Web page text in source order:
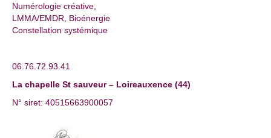
Numérologie créative,
LMMA/EMDR, Bioénergie
Constellation systémique
06.76.72.93.41
La chapelle St sauveur – Loireauxence (44)
N° siret: 40515663900057